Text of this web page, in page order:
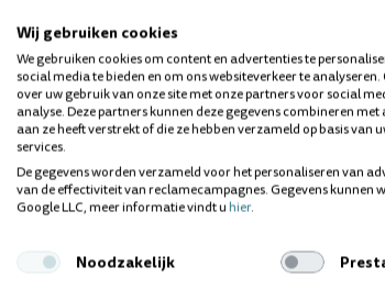
Digluconate, Ascorbic Acid,
Methylparaben, Sodium Citrate,
Vragen over dit
Wij gebruiken cookies
We gebruiken cookies om content en advertenties te
social media te bieden en om ons websiteverkeer te
over uw gebruik van onze site met onze partners voor social
analyse. Deze partners kunnen deze gegevens combineren
aan ze heeft verstrekt of die ze hebben verzameld op basis van
services.
De gegevens worden verzameld voor het personaliseren van
van de effectiviteit van reclamecampagnes. Gegevens kunnen
Google LLC, meer informatie vindt uhier.
Noodzakelijk